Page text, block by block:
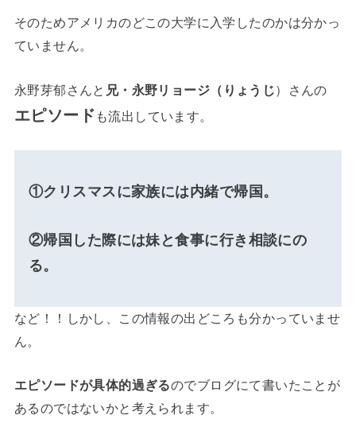
そのためアメリカのどこの大学に入学したのかは分かっ
ていません。
永野芽郁さんと 兄・永野リョージ（りょうじ）さんの
エピソード も流出しています。
①クリスマスに家族には内緒で帰国。
②帰国した際には妹と食事に行き相談にの
る。
など！！しかし、この情報の出どころも分かっていませ
ん。
エピソードが具体的過ぎるのでブログにて書いたことが
あるのではないかと考えられます。